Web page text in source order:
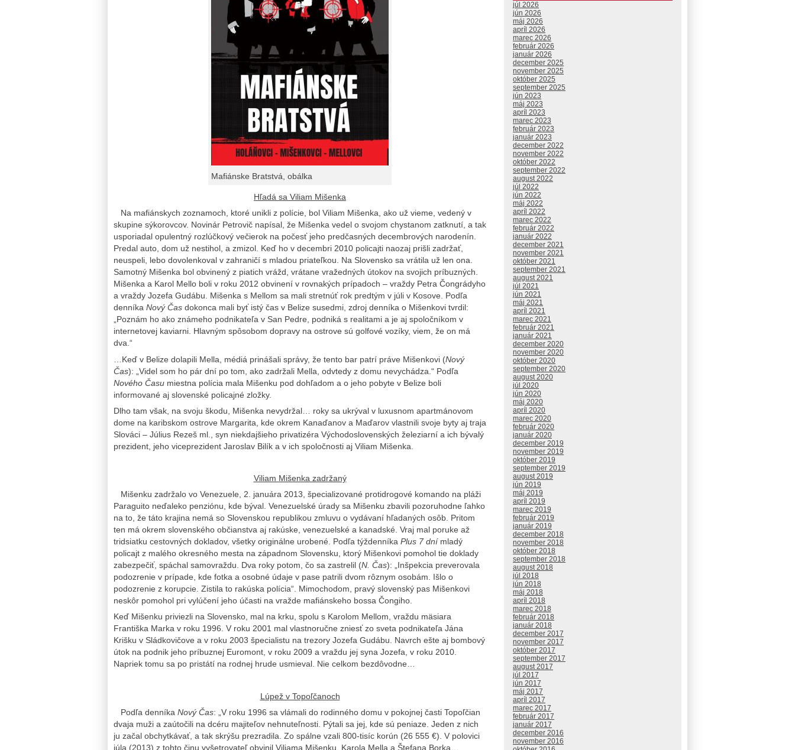
Mafiánske Bratstvá, obálka
Hľadá sa Viliam Mišenka
Na mafiánskych zoznamoch, ktoré unikli z polície, bol Viliam Mišenka, ako už vieme, vedený v
skupine sýkorovcov. Novinár Petrovič napísal, že Mišenka vedel o svojom chystanom zatknutí, a tak
usporiadal opulentný rozlúčkový večierok na počesť jeho predčasných decembrových narodenín.
Predal auto, dom už nestihol, a zmizol. Keď ho v decembri 2010 policajti naozaj prišli zadržať,
neuspeli, lebo dovolenkoval v zahraničí s mladou priateľkou. Na Slovensko sa vrátila už len ona.
Samotný Mišenka bol obvinený z piatich vrážd, vrátane vražedných útokov na svojich príbuzných.
Mišenka a Karol Mello boli v roku 2012 obvinení v rovnakých prípadoch – vraždy Petra Čongrádyho
a vraždy Jozefa Gudábu. Mišenka s Mellom sa mali stretnúť rok predtým v júli v Kosove. Podľa
denníka Nový Čas dokonca mali byť istý čas v Belize susedmi, zdroj denníka o Mišenkovi tvrdil:
„Poznám ho ako známeho podnikateľa v San Pedre, podniká s realitami a je aj spoločníkom v
internetovej kaviarni. Hlavným spôsobom dopravy na ostrove sú golfové vozíky, viem, že on má
dva.“
…Keď v Belize dolapili Mella, médiá prinášali správy, že tento bar patrí práve Mišenkovi (Nový
Čas): „Videl som ho pár dní po tom, ako zadržali Mella, odvtedy z domu nevychádza.“ Podľa
Nového Času miestna polícia mala Mišenku pod dohľadom a o jeho pobyte v Belize boli
informované aj slovenské policajné zložky.
Dlho tam však, na svoju škodu, Mišenka nevydržal… roky sa ukrýval v luxusnom apartmánovom
dome na karibskom ostrove Margarita, kde okrem Kanaďanov a Maďarov vlastnili svoje byty aj traja
Slováci – Július Rezeš ml., syn niekdajšieho privatizéra Východoslovenských železiarní a ich bývalý
prezident, jeho viceprezident Jaroslav Bilík a v ich spoločnosti aj Viliam Mišenka.
Viliam Mišenka zadržaný
Mišenku zadržalo vo Venezuele, 2. januára 2013, špecializované protidrogové komando na pláži
Paraguito neďaleko penziónu, kde býval. Venezuelské úrady sa Mišenku zbavili pozoruhodne ľahko
na to, že táto krajina nemá so Slovenskou republikou zmluvu o vydávaní hľadaných osôb. Pritom
ten má okrem slovenského občianstva aj rakúske, venezuelské a kanadské. Vraj mal poruke až
tridsiatku cestovných dokladov, všetky originálne urobené. Podľa týždenníka Plus 7 dnímladý
policajt z malého okresného mesta na západnom Slovensku, ktorý Mišenkovi pomohol tie doklady
zabezpečiť, spáchal samovraždu. Dva roky potom, čo sa zastrelil (N. Čas): „Inšpekcia preverovala
podozrenie v prípade, kde fotka a osobné údaje v pase patrili dvom rôznym osobám. Išlo o
podozrenie z korupcie. Zistila to rakúska polícia“. Mimochodom, pravý slovenský pas Mišenkovi
neskôr pomohol pri vylúčení jeho účasti na vražde mafiánskeho bossa Čongiho.
Keď Mišenku priviezli na Slovensko, mal na krku, spolu s Karolom Mellom, vraždu mäsiara
Františka Marka v roku 1996. V roku 2001 mal vlastnoručne zniesť zo sveta podnikateľa Jána
Krišku v Sládkovičove a v roku 2003 špecialistu na trezory Jozefa Gudábu. Navrch ešte aj bombový
útok na podnik jeho príbuznej Euromont, v roku 2009 a vraždu jej syna Jozefa, v roku 2010.
Napriek tomu sa po pristátí na rodnej hrude usmieval. Nie celkom bezdôvodne…
Lúpež v Topoľčanoch
Podľa denníka Nový Čas: „V roku 1996 sa vlámali do rodinného domu v pokojnej časti Topoľčian
dvaja muži a zaútočili na dcéru majiteľov nehnuteľnosti. Pýtali sa jej, kde sú peniaze. Jeden z nich
ju začal obchytkávať, a tak skrýšu prezradila. Zo spálne vzali 800-tisíc korún (26 555 €). V polovici
júla (2013) z tohto činu vyšetrovateľ obvinil Viliama Mišenku, Karola Mella a Štefana Borka…
júl 2026
jún 2026
máj 2026
apríl 2026
marec 2026
február 2026
január 2026
december 2025
november 2025
október 2025
september 2025
jún 2023
máj 2023
apríl 2023
marec 2023
február 2023
január 2023
december 2022
november 2022
október 2022
september 2022
august 2022
júl 2022
jún 2022
máj 2022
apríl 2022
marec 2022
február 2022
január 2022
december 2021
november 2021
október 2021
september 2021
august 2021
júl 2021
jún 2021
máj 2021
apríl 2021
marec 2021
február 2021
január 2021
december 2020
november 2020
október 2020
september 2020
august 2020
júl 2020
jún 2020
máj 2020
apríl 2020
marec 2020
február 2020
január 2020
december 2019
november 2019
október 2019
september 2019
august 2019
jún 2019
máj 2019
apríl 2019
marec 2019
február 2019
január 2019
december 2018
november 2018
október 2018
september 2018
august 2018
júl 2018
jún 2018
máj 2018
apríl 2018
marec 2018
február 2018
január 2018
december 2017
november 2017
október 2017
september 2017
august 2017
júl 2017
jún 2017
máj 2017
apríl 2017
marec 2017
február 2017
január 2017
december 2016
november 2016